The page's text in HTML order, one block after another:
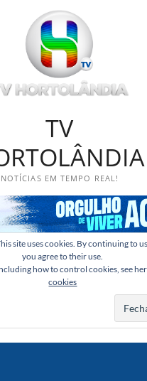
TV
NOTÍCIAS EM TEMPO REAL!
site uses cookies. By continuing to
you agree to their use.
how to control cookies, see
cookies